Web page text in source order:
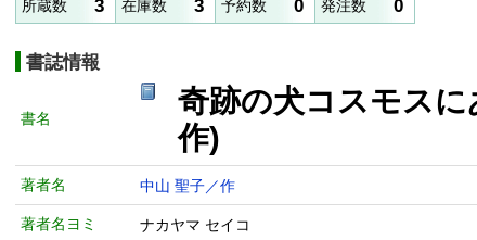
所蔵数 3 在庫数 3 予約数 0 発注数 0
書誌情報
書名
奇跡の犬コスモス
作)
著者名 中山 聖子／作
著者名ヨミ ナカヤマ セイコ